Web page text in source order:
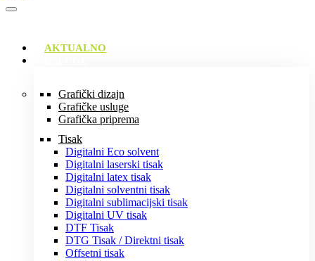
AKTUALNO
Grafički dizajn
Grafičke usluge
Grafička priprema
Tisak
Digitalni Eco solvent
Digitalni laserski tisak
Digitalni latex tisak
Digitalni solventni tisak
Digitalni sublimacijski tisak
Digitalni UV tisak
DTF Tisak
DTG Tisak / Direktni tisak
Offsetni tisak